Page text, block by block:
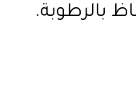
بالرطوبة.